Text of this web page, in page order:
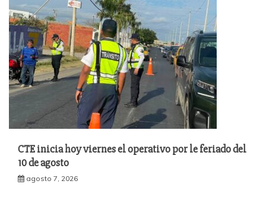
CTE inicia hoy viernes el operativo por le feriado del
10 de agosto
agosto 7, 2026